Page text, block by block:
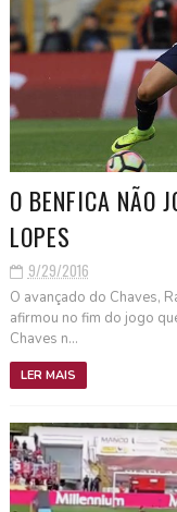
O BENFICA NÃO
LOPES
9/29/2016
O avançado do Chaves,
afirmou no fim do jogo
Chaves n...
LER MAIS